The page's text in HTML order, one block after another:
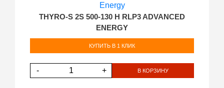
THYRO-S 2S 500-130 H RLP3 ADVANCED
ENERGY
КУПИТЬ В 1 КЛИК
- + В КОРЗИНУ